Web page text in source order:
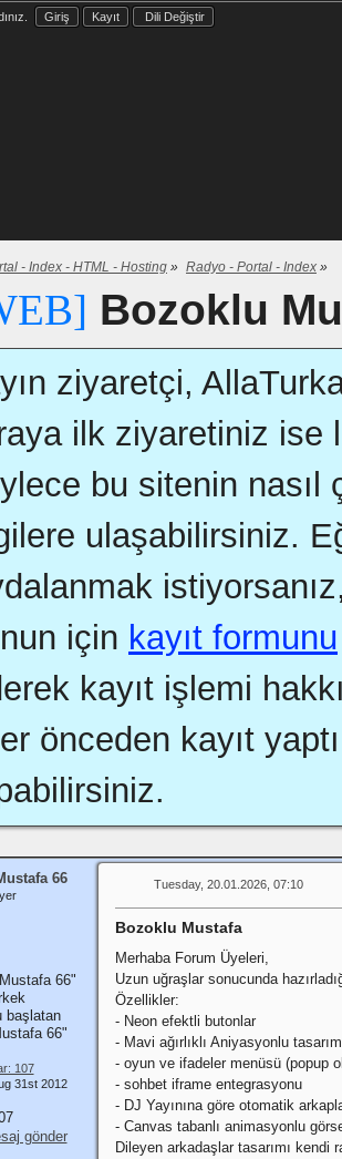
Giriş Kayıt Dili Değiştir
- Index - HTML - Hosting » Radyo - Portal - Index »
Bozoklu
ziyaretçi,
ilk ziyaretiniz ise
bu sitenin nasıl
ulaşabilirsiniz.
için kayıt formunu
kayıt işlemi
önceden kayıt
66
107
31st 2012
Tuesday, 20.01.2026, 07:10
Bozoklu Mustafa
Merhaba Forum Üyeleri,
Uzun uğraşlar sonucunda
Özellikler:
- Neon efektli butonlar
- Mavi ağırlıklı Aniyasyonlu tasarım
- oyun ve ifadeler menüsü (popup
- sohbet iframe entegrasyonu
- DJ Yayınına göre otomatik
- Canvas tabanlı animasyonlu
Dileyen arkadaşlar tasarımı kendi